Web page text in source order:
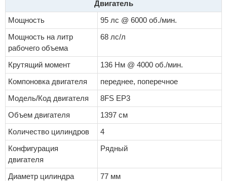
Двигатель
Мощность
95 лс @ 6000 об./мин.
Мощность на литр
рабочего объема
68 лс/л
Крутящий момент
136 Нм @ 4000 об./мин.
Компоновка двигателя
переднее, поперечное
Модель/Код двигателя
8FS EP3
Объем двигателя
1397 см
Количество цилиндров
4
Конфигурация
двигателя
Рядный
Диаметр цилиндра
77 мм